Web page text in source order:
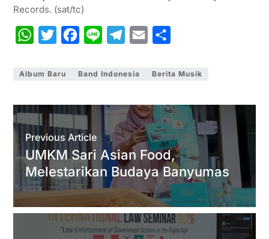
Records. (sat/tc)
W
a
s
A
p
p
i
t
e
r
c
b
o
k
n
l
g
r
a
m
a
l
a
e
Album Baru Band Indonesia Berita Musik
Previous Article
UMKM Sari Asian Food,
Melestarikan Budaya Banyumas